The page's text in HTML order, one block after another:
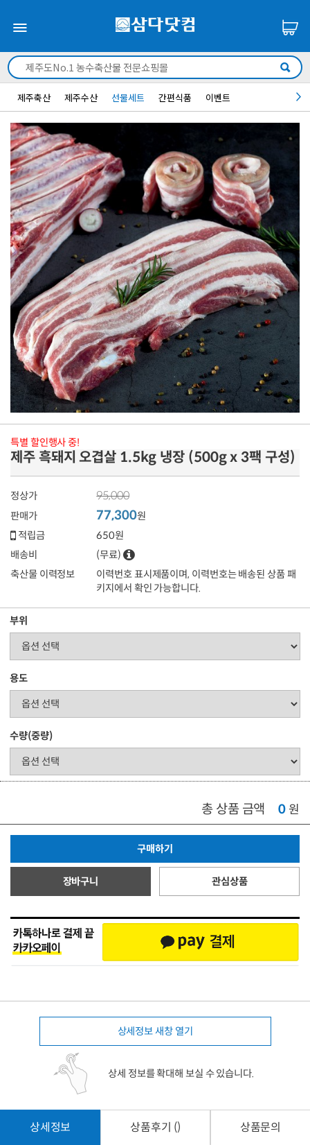
제주축산 제주수산 선물세트 간편식품 이벤트
특별 할인행사 중!
제주 흑돼지 오겹살 1.5kg 냉장 (500g x 3팩 구성)
정상가 95,000
판매가 77,300원
적립금
650원
배송비
(무료)
축산물 이력정보
이력번호 표시제품이며, 이력번호는 배송된 상품 패
키지에서 확인 가능합니다.
부위
용도
수량(중량)
총 상품 금액 0 원
구매하기
장바구니 관심상품
상세정보 새창 열기
상세 정보를 확대해 보실 수 있습니다.
상세정보 상품후기 () 상품문의